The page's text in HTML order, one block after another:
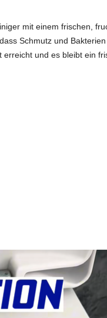
mit einem frischen,
Schmutz und
und es bleibt ein